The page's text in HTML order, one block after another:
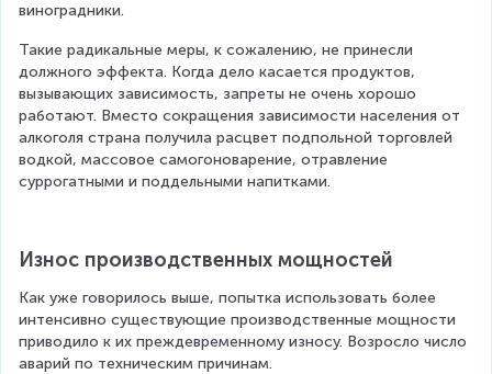
виноградники.
Такие радикальные меры, к сожалению, не принесли
должного эффекта. Когда дело касается продуктов,
вызывающих зависимость, запреты не очень хорошо
работают. Вместо сокращения зависимости населения от
алкоголя страна получила расцвет подпольной торговлей
водкой, массовое самогоноварение, отравление
суррогатными и поддельными напитками.
Износ производственных мощностей
Как уже говорилось выше, попытка использовать более
интенсивно существующие производственные мощности
приводило к их преждевременному износу. Возросло число
аварий по техническим причинам.